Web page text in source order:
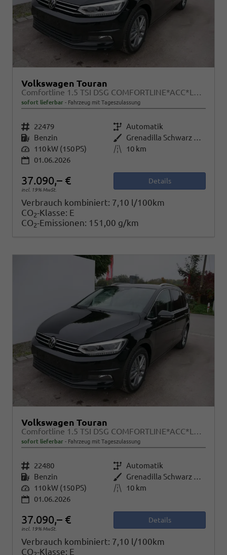
Volkswagen Touran
Comfortline 1.5 TSI DSG COMFORTLINE*ACC*LED*PDC*KAMERA*NAVI*SHZ* 7-SITZER 17-ZOLL
sofort lieferbar Fahrzeug mit Tageszulassung
Fahrzeugnr. 22479 Getriebe Automatik
Kraftstoff Benzin Außenfarbe
Grenadilla Schwarz Metallic
Leistung 110 kW (150 PS) Kilometerstand
10 km
01.06.2026
37.090,– €
incl. 19% MwSt.
Details
Verbrauch kombiniert: 7,10 l/100km
CO2-Klasse: E
CO2-Emissionen: 151,00 g/km
Volkswagen Touran
Comfortline 1.5 TSI DSG COMFORTLINE*ACC*LED*PDC*KAMERA*NAVI*SHZ* 7-SITZER 17-ZOLL
sofort lieferbar Fahrzeug mit Tageszulassung
Fahrzeugnr. 22480 Getriebe Automatik
Kraftstoff Benzin Außenfarbe
Grenadilla Schwarz Metallic
Leistung 110 kW (150 PS) Kilometerstand
10 km
01.06.2026
37.090,– €
incl. 19% MwSt.
Details
Verbrauch kombiniert: 7,10 l/100km
CO -Klasse: E